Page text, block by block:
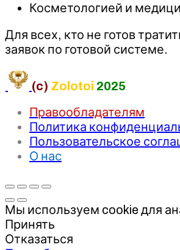
Косметологией и
Для всех, кто не готов
заявок по готовой системе.
(c) Zolotoi 2025
Правообладателям
Политика
Пользовательское
О нас
Мы используем cookie для
Принять
Отказаться